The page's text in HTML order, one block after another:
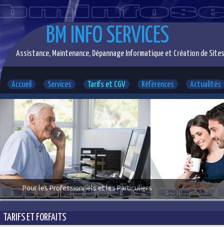
BM INFO SERVICES
Assistance, Maintenance, Dépannage Informatique et Création de
Accueil Services Tarifs et CGV Références Actualités
Pour les Professionnels et les Particuliers
TARIFS ET FORFAITS